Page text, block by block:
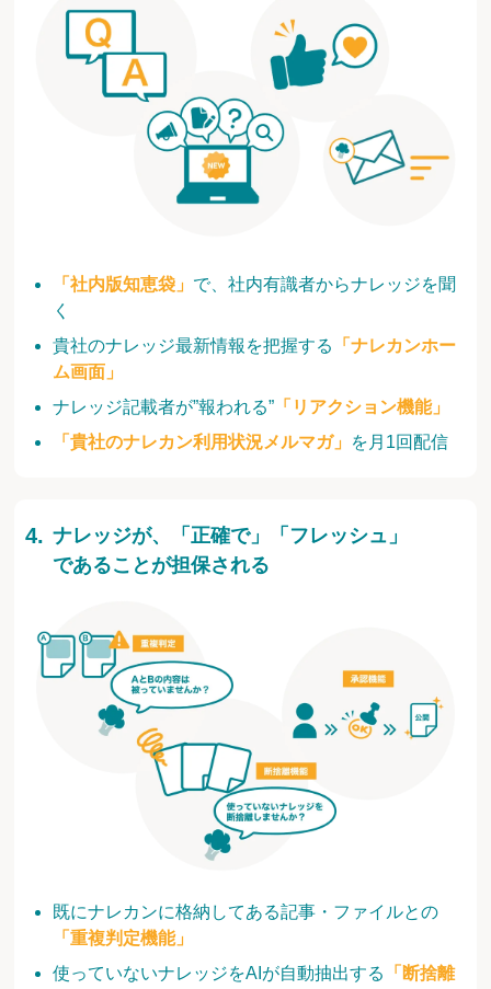
「社内版知恵袋」 で、社内有識者からナレッジを聞
く
貴社のナレッジ最新情報を把握する
「ナレカンホー
ム画面」
ナレッジ記載者が”報われる” 「リアクション機能」
「貴社のナレカン利用状況メルマガ」 を月1回配信
既にナレカンに格納してある記事・ファイルとの
「重複判定機能」
使っていないナレッジをAIが自動抽出する
「断捨離
ナレッジが、「正確で」「フレッシュ」
であることが担保される